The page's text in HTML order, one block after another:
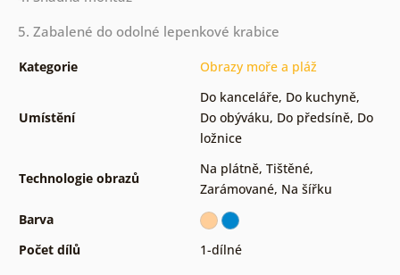
5. Zabalené do odolné lepenkové krabice
Kategorie Obrazy moře a pláž
Umístění
Do kanceláře, Do kuchyně,
Do obýváku, Do předsíně, Do
ložnice
Technologie obrazů
Na plátně, Tištěné,
Zarámované, Na šířku
Barva
Počet dílů
1-dílné